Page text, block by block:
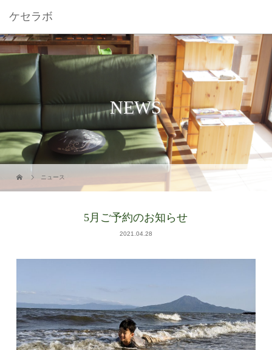
ケセラボ
NEWS
ニュース
5月ご予約のお知らせ
2021.04.28